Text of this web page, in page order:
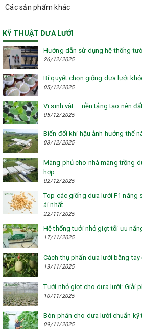
Các sản phẩm khác
KỸ THUẬT DƯA LƯỚI
Hướng dẫn sử dụng hệ thống
26/12/2025
Bí quyết chọn giống dưa lưới
05/12/2025
Vi sinh vật – nền tảng tạo nên
05/12/2025
Biến đổi khí hậu ảnh hưởng thế
03/12/2025
Màng phủ cho nhà màng trồng
hợp
02/12/2025
Top các giống dưa lưới F1 năng
ái nhất
22/11/2025
Hệ thống tưới nhỏ giọt tối ưu
17/11/2025
Cách thụ phấn dưa lưới bằng
13/11/2025
Tưới nhỏ giọt cho dưa lưới: Giải
10/11/2025
Bón phân cho dưa lưới chuẩn kỹ
09/11/2025